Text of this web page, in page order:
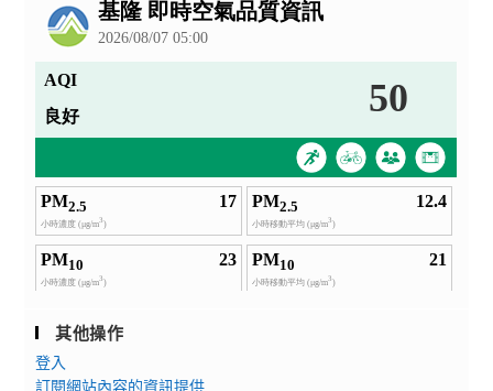
其他操作
登入
訂閱網站內容的資訊提供